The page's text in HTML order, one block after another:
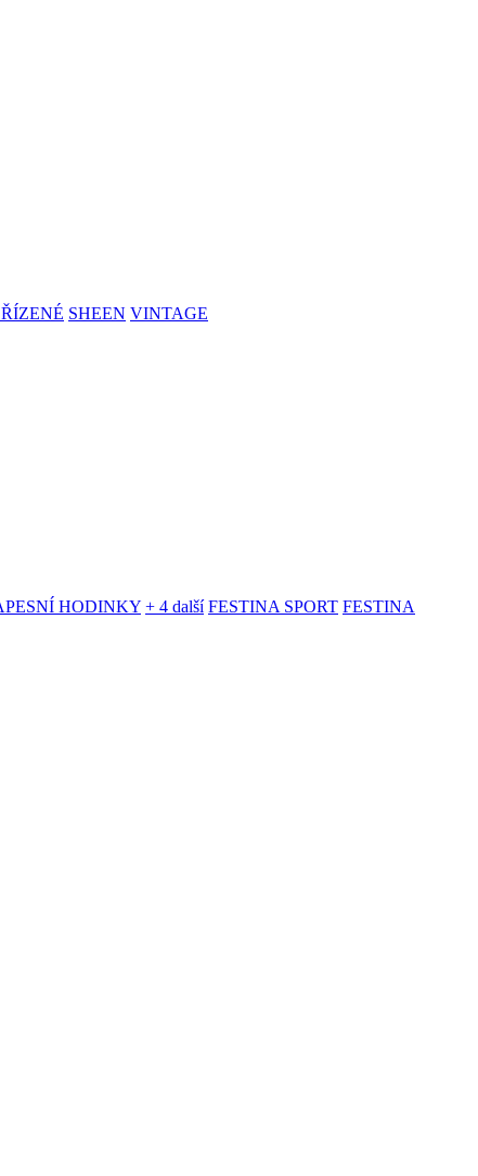
SHEEN VINTAGE
HODINKY + 4 další FESTINA SPORT FESTINA